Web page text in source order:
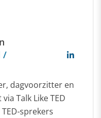
/
dagvoorzitter en
Talk Like TED
sprekers